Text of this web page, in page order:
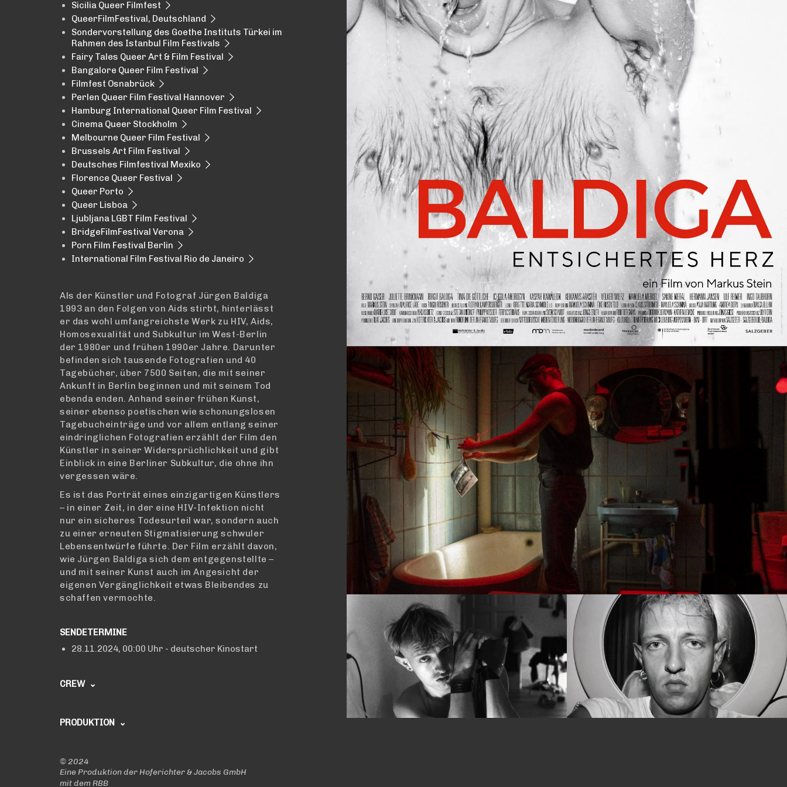
Sicilia Queer Filmfest
QueerFilmFestival, Deutschland
Sondervorstellung des Goethe Instituts Türkei im
Rahmen des Istanbul Film Festivals
Fairy Tales Queer Art & Film Festival
Bangalore Queer Film Festival
Filmfest Osnabrück
Perlen Queer Film Festival Hannover
Hamburg International Queer Film Festival
Cinema Queer Stockholm
Melbourne Queer Film Festival
Brussels Art Film Festival
Deutsches Filmfestival Mexiko
Florence Queer Festival
Queer Porto
Queer Lisboa
Ljubljana LGBT Film Festival
BridgeFilmFestival Verona
Porn Film Festival Berlin
International Film Festival Rio de Janeiro
Als der Künstler und Fotograf Jürgen Baldiga
1993 an den Folgen von Aids stirbt, hinterlässt
er das wohl umfangreichste Werk zu HIV, Aids,
Homosexualität und Subkultur im West-Berlin
der 1980er und frühen 1990er Jahre. Darunter
befinden sich tausende Fotografien und 40
Tagebücher, über 7500 Seiten, die mit seiner
Ankunft in Berlin beginnen und mit seinem Tod
ebenda enden. Anhand seiner frühen Kunst,
seiner ebenso poetischen wie schonungslosen
Tagebucheinträge und vor allem entlang seiner
eindringlichen Fotografien erzählt der Film den
Künstler in seiner Widersprüchlichkeit und gibt
Einblick in eine Berliner Subkultur, die ohne ihn
vergessen wäre.
Es ist das Porträt eines einzigartigen Künstlers
– in einer Zeit, in der eine HIV-Infektion nicht
nur ein sicheres Todesurteil war, sondern auch
zu einer erneuten Stigmatisierung schwuler
Lebensentwürfe führte. Der Film erzählt davon,
wie Jürgen Baldiga sich dem entgegenstellte –
und mit seiner Kunst auch im Angesicht der
eigenen Vergänglichkeit etwas Bleibendes zu
schaffen vermochte.
SENDETERMINE
28.11.2024, 00:00 Uhr - deutscher Kinostart
CREW
Markus Stein
BILDGESTALTUNG
PRODUKTION
Jonas Giese
PRODUKTIONSASSISTENZ
©2024
Eine Produktion der Hoferichter & Jacobs GmbH
mit dem RBB